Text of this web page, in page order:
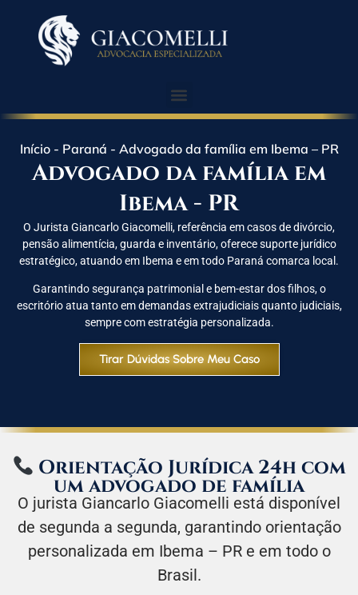
Início- Paraná - Advogado da família em Ibema – PR
Advogado da família em
Ibema - PR
O Jurista Giancarlo Giacomelli, referência em casos de divórcio,
pensão alimentícia, guarda e inventário, oferece suporte jurídico
estratégico, atuando em Ibema e em todo Paraná comarca local.
Garantindo segurança patrimonial e bem-estar dos filhos, o
escritório atua tanto em demandas extrajudiciais quanto judiciais,
sempre com estratégia personalizada.
Tirar Dúvidas Sobre Meu Caso
Orientação Jurídica 24h com
um advogado de família
O jurista Giancarlo Giacomelli está disponível
de segunda a segunda, garantindo orientação
personalizada em Ibema – PR e em todo o
Brasil.